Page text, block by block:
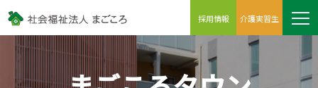
採用情報 介護実習生